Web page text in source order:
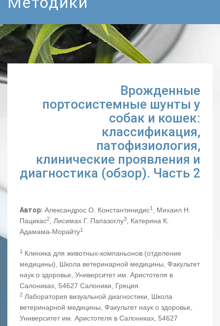
Врожденные
портосистемные шунты у
собак и кошек:
классификация,
патофизиология,
клинические проявления и
диагностика (обзор). Часть 2
Автор: Александрос О. Константинидис1 , Михаил Н.
Пацикас2, Лисимах Г. Папазоглу3, Катерина К.
Адамама-Морайту1
1 Клиника для животных-компаньонов (отделение
медицины), Школа ветеринарной медицины, Факультет
наук о здоровье, Университет им. Аристотеля в
Салониках, 54627 Салоники, Греция.
2 Лаборатория визуальной диагностики, Школа
ветеринарной медицины, Факультет наук о здоровье,
Университет им. Аристотеля в Салониках, 54627